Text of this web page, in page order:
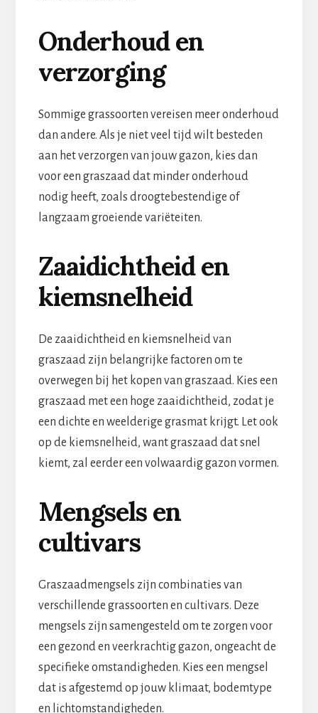
Onderhoud en
verzorging
Sommige grassoorten vereisen meer onderhoud
dan andere. Als je niet veel tijd wilt besteden
aan het verzorgen van jouw gazon, kies dan
voor een graszaad dat minder onderhoud
nodig heeft, zoals droogtebestendige of
langzaam groeiende variëteiten.
Zaaidichtheid en
kiemsnelheid
De zaaidichtheid en kiemsnelheid van
graszaad zijn belangrijke factoren om te
overwegen bij het kopen van graszaad. Kies een
graszaad met een hoge zaaidichtheid, zodat je
een dichte en weelderige grasmat krijgt. Let ook
op de kiemsnelheid, want graszaad dat snel
kiemt, zal eerder een volwaardig gazon vormen.
Mengsels en
cultivars
Graszaadmengsels zijn combinaties van
verschillende grassoorten en cultivars. Deze
mengsels zijn samengesteld om te zorgen voor
een gezond en veerkrachtig gazon, ongeacht de
specifieke omstandigheden. Kies een mengsel
dat is afgestemd op jouw klimaat, bodemtype
en lichtomstandigheden.